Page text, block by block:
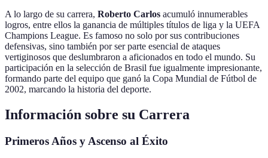
A lo largo de su carrera, Roberto Carlos acumuló innumerables
logros, entre ellos la ganancia de múltiples títulos de liga y la UEFA
Champions League. Es famoso no solo por sus contribuciones
defensivas, sino también por ser parte esencial de ataques
vertiginosos que deslumbraron a aficionados en todo el mundo. Su
participación en la selección de Brasil fue igualmente impresionante,
formando parte del equipo que ganó la Copa Mundial de Fútbol de
2002, marcando la historia del deporte.
Información sobre su Carrera
Primeros Años y Ascenso al Éxito